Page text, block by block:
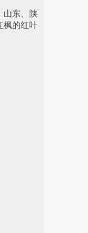
山东、陕
枫的红叶